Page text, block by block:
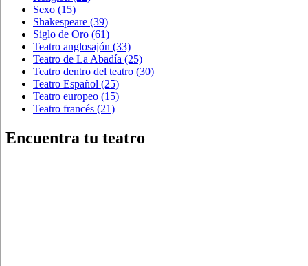
Sexo (15)
Shakespeare (39)
Siglo de Oro (61)
Teatro anglosajón (33)
Teatro de La Abadía (25)
Teatro dentro del teatro (30)
Teatro Español (25)
Teatro europeo (15)
Teatro francés (21)
Encuentra tu teatro